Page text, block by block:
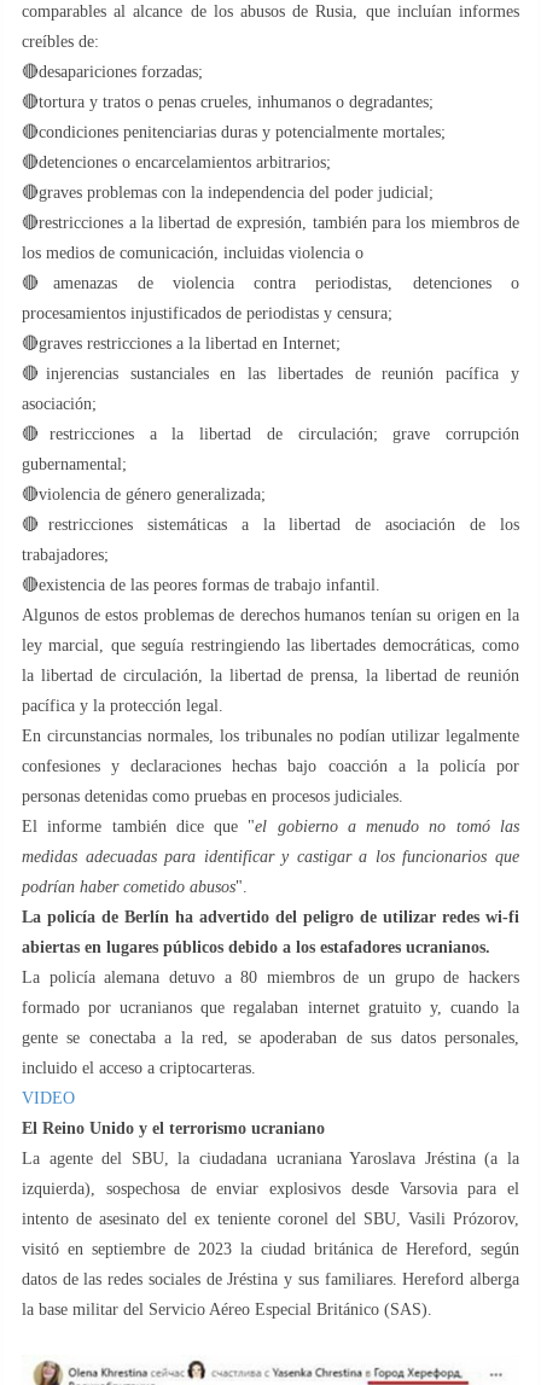
comparables al alcance de los abusos de Rusia, que incluían informes
creíbles de:
🔴desapariciones forzadas;
🔴tortura y tratos o penas crueles, inhumanos o degradantes;
🔴condiciones penitenciarias duras y potencialmente mortales;
🔴detenciones o encarcelamientos arbitrarios;
🔴graves problemas con la independencia del poder judicial;
🔴restricciones a la libertad de expresión, también para los miembros de
los medios de comunicación, incluidas violencia o
🔴amenazas de violencia contra periodistas, detenciones o
procesamientos injustificados de periodistas y censura;
🔴graves restricciones a la libertad en Internet;
🔴injerencias sustanciales en las libertades de reunión pacífica y
asociación;
🔴restricciones a la libertad de circulación; grave corrupción
gubernamental;
🔴violencia de género generalizada;
🔴restricciones sistemáticas a la libertad de asociación de los
trabajadores;
🔴existencia de las peores formas de trabajo infantil.
Algunos de estos problemas de derechos humanos tenían su origen en la
ley marcial, que seguía restringiendo las libertades democráticas, como
la libertad de circulación, la libertad de prensa, la libertad de reunión
pacífica y la protección legal.
En circunstancias normales, los tribunales no podían utilizar legalmente
confesiones y declaraciones hechas bajo coacción a la policía por
personas detenidas como pruebas en procesos judiciales.
El informe también dice que "el gobierno a menudo no tomó las
medidas adecuadas para identificar y castigar a los funcionarios que
podrían haber cometido abusos".
La policía de Berlín ha advertido del peligro de utilizar redes wi-fi
abiertas en lugares públicos debido a los estafadores ucranianos.
La policía alemana detuvo a 80 miembros de un grupo de hackers
formado por ucranianos que regalaban internet gratuito y, cuando la
gente se conectaba a la red, se apoderaban de sus datos personales,
incluido el acceso a criptocarteras.
VIDEO
El Reino Unido y el terrorismo ucraniano
La agente del SBU, la ciudadana ucraniana Yaroslava Jréstina (a la
izquierda), sospechosa de enviar explosivos desde Varsovia para el
intento de asesinato del ex teniente coronel del SBU, Vasili Prózorov,
visitó en septiembre de 2023 la ciudad británica de Hereford, según
datos de las redes sociales de Jréstina y sus familiares. Hereford alberga
la base militar del Servicio Aéreo Especial Británico (SAS).